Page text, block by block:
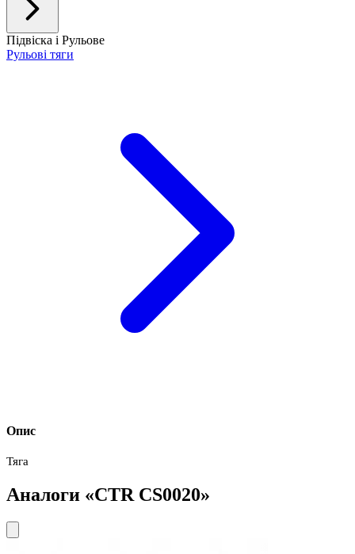
Підвіска і Рульове
Рульові тяги
Опис
Тяга
Аналоги «CTR CS0020»